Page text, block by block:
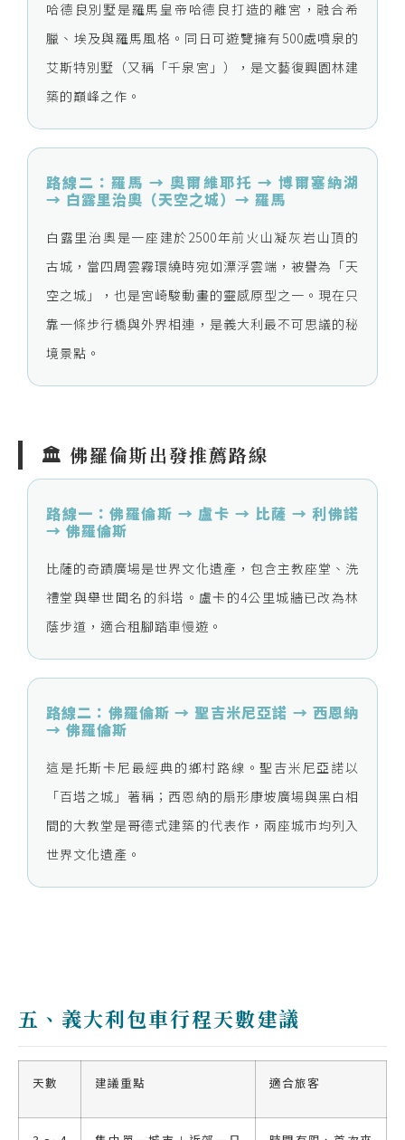
哈德良別墅是羅馬皇帝哈德良打造的離宮，融合希
臘、埃及與羅馬風格。同日可遊覽擁有500處噴泉的
艾斯特別墅（又稱「千泉宮」），是文藝復興園林建
築的巔峰之作。
路線二：羅馬 → 奧爾維耶托 → 博爾塞納湖
→ 白露里治奧（天空之城）→ 羅馬
白露里治奧是一座建於2500年前火山凝灰岩山頂的
古城，當四周雲霧環繞時宛如漂浮雲端，被譽為「天
空之城」，也是宮崎駿動畫的靈感原型之一。現在只
靠一條步行橋與外界相連，是義大利最不可思議的秘
境景點。
🏛️ 佛羅倫斯出發推薦路線
路線一：佛羅倫斯 → 盧卡 → 比薩 → 利佛諾
→ 佛羅倫斯
比薩的奇蹟廣場是世界文化遺產，包含主教座堂、洗
禮堂與舉世聞名的斜塔。盧卡的4公里城牆已改為林
蔭步道，適合租腳踏車慢遊。
路線二：佛羅倫斯 → 聖吉米尼亞諾 → 西恩納
→ 佛羅倫斯
這是托斯卡尼最經典的鄉村路線。聖吉米尼亞諾以
「百塔之城」著稱；西恩納的扇形康坡廣場與黑白相
間的大教堂是哥德式建築的代表作，兩座城市均列入
世界文化遺產。
五、義大利包車行程天數建議
天數 建議重點 適合旅客